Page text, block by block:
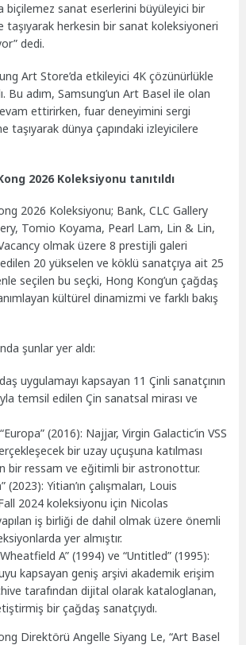
biçilemez sanat eserlerini büyüleyici bir
taşıyarak herkesin bir sanat koleksiyoneri
dedi.
Art Store’da etkileyici 4K çözünürlükle
Bu adım, Samsung’un Art Basel ile olan
ettirirken, fuar deneyimini sergi
taşıyarak dünya çapındaki izleyicilere
2026 Koleksiyonu tanıtıldı
2026 Koleksiyonu; Bank, CLC Gallery
Tomio Koyama, Pearl Lam, Lin & Lin,
olmak üzere 8 prestijli galeri
20 yükselen ve köklü sanatçıya ait 25
seçilen bu seçki, Hong Kong’un çağdaş
kültürel dinamizmi ve farklı bakış
şunlar yer aldı:
uygulamayı kapsayan 11 Çinli sanatçının
temsil edilen Çin sanatsal mirası ve
(2016): Najjar, Virgin Galactic’in VSS
bir uzay uçuşuna katılması
bir ressam ve eğitimli bir astronottur.
(2023): Yitian’ın çalışmaları, Louis
2024 koleksiyonu için Nicolas
iş birliği de dahil olmak üzere önemli
yer almıştır.
A” (1994) ve “Untitled” (1995):
kapsayan geniş arşivi akademik erişim
tarafından dijital olarak kataloglanan,
bir çağdaş sanatçıydı.
Direktörü Angelle Siyang Le, “Art Basel